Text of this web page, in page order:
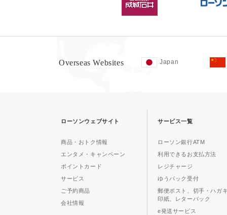
Overseas Websites Japan
ローソンウェブサイト
商品・おトク情報
エンタメ・キャンペーン
ポイントカード
サービス
ご予約商品
会社情報
サービス一覧
ローソン銀行ATM
利用できるお支払方法
レジチャージ
ゆうパック受付
郵便ポスト、切手・ハガ
印紙、レターパック
e発送サービス